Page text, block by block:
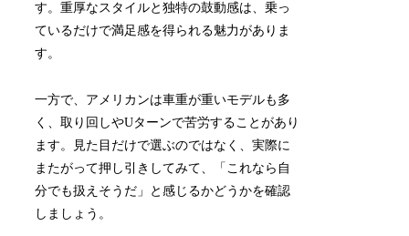
す。重厚なスタイルと独特の鼓動感は、乗っ
ているだけで満足感を得られる魅力がありま
す。
一方で、アメリカンは車重が重いモデルも多
く、取り回しやUターンで苦労することがあり
ます。見た目だけで選ぶのではなく、実際に
またがって押し引きしてみて、「これなら自
分でも扱えそうだ」と感じるかどうかを確認
しましょう。